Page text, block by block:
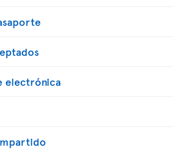
electrónica